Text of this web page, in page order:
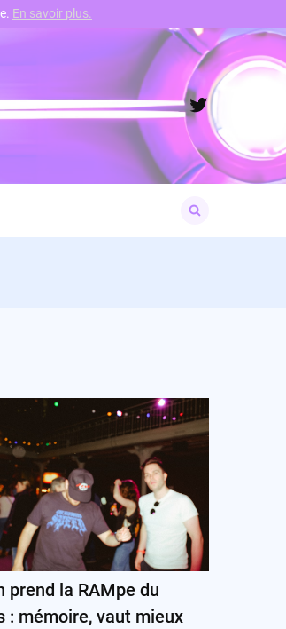
Twitter
for:
prend la RAMpe du
: mémoire, vaut mieux
En savoir plus.